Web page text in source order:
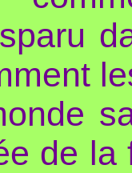
de la